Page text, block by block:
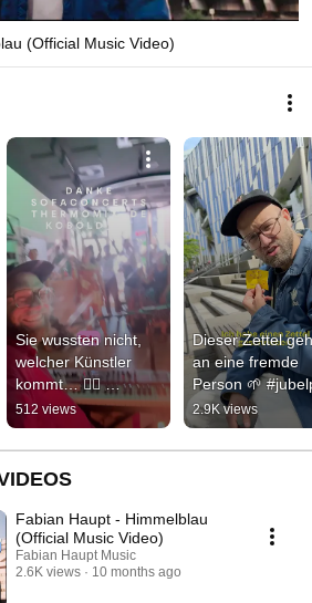
(Official Music Video)
Sie wussten nicht,
welcher Künstler
kommt… 😮‍💨
#festival
#überraschung
#livemusik
512 views
Dieser Zettel
an eine fremde
Person 🌱
#fabianhaupt
2.9K views
Fabian Haupt - Himmelblau
(Official Music Video)
Fabian Haupt Music
2.6K views
10 months ago